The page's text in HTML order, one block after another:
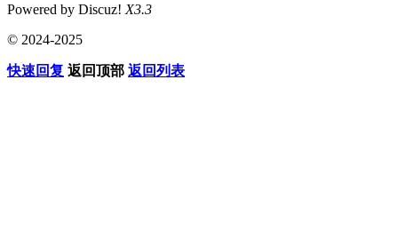
Powered by Discuz! X3.3
© 2024-2025
快速回复 返回顶部 返回列表